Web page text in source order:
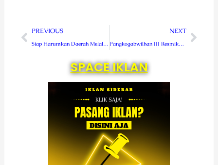
Prev
PREVIOUS
Siap Harumkan Daerah Melalui Fornas, Pengurus KORMI RL Dilantik
NEXT
Pangkogabwilhan III Resmikan Pura Ksatria Shanti Bhuana Kodam XVIII/Kasuari
Next
SPACE IKLAN